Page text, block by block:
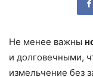
Не менее важны
и долговечными,
измельчение без